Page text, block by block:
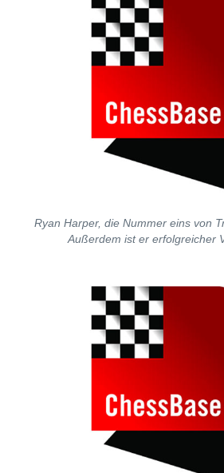
Ryan Harper, die Nummer eins von
Außerdem ist er erfolgreicher